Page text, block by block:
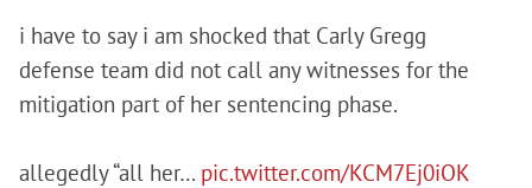
i have to say i am shocked that Carly Gregg
defense team did not call any witnesses for the
mitigation part of her sentencing phase.
allegedly “all her… pic.twitter.com/KCM7Ej0iOK